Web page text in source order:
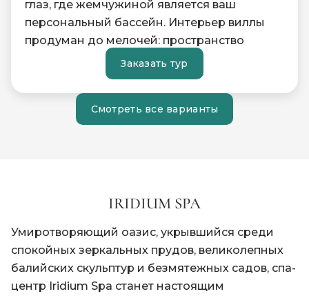
глаз, где жемчужиной является ваш
персональный бассейн. Интерьер виллы
продуман до мелочей: пространство
гармонично разделено на уютную спальню
с кроватью King-size и отдельную светлую
гостиную, идеально подходящую для
расслабленного отдыха.
приготовления чая и кофе. Оставайтесь на
связи с миром благодаря бесплатному
высокоскоростному Wi-Fi или забудьте обо
всем, наслаждаясь тишиной тропического
сада.
Заказать тур
Смотреть все варианты
IRIDIUM SPA
Умиротворяющий оазис, укрывшийся среди
спокойных зеркальных прудов, великолепных
балийских скульптур и безмятежных садов, спа-
центр Iridium Spa станет настоящим